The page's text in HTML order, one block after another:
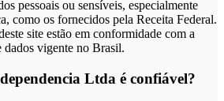
pessoais ou sensíveis, especialmente
como os fornecidos pela Receita Federal.
site estão em conformidade com a
dados vigente no Brasil.
Ltda é confiável?